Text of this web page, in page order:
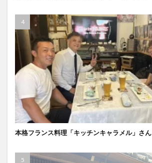
本格フランス料理「キッチンキャラメル」さん